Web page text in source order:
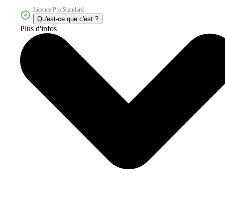
Licence Pro Standard
Qu'est-ce que c'est ?
Plus d'infos